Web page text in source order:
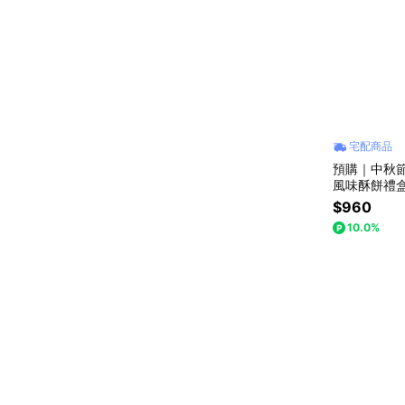
宅配商品
預購｜中秋
風味酥餅禮
$960
10.0%